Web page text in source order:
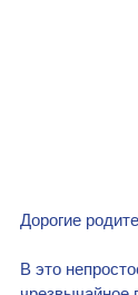
Дорогие
В это